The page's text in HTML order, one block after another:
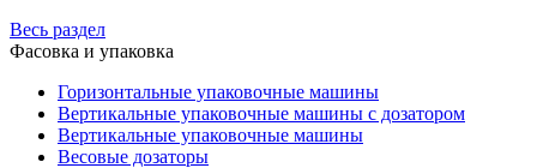
Весь раздел
Фасовка и упаковка
Горизонтальные упаковочные машины
Вертикальные упаковочные машины с дозатором
Вертикальные упаковочные машины
Весовые дозаторы